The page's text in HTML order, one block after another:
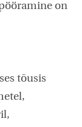
on
tõusis